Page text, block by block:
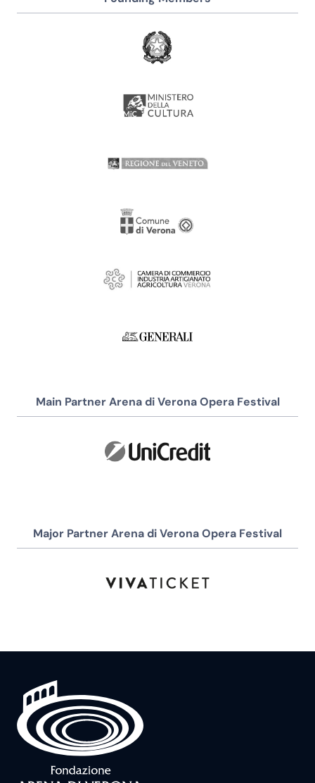
Main Partner Arena di Verona Opera Festival
Major Partner Arena di Verona Opera Festival